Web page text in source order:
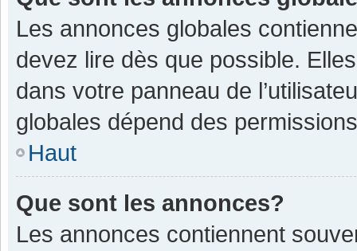
Les annonces globales
devez lire dès que possible.
dans votre panneau de
globales dépend des
Haut
Que sont les annonces?
Les annonces contiennent